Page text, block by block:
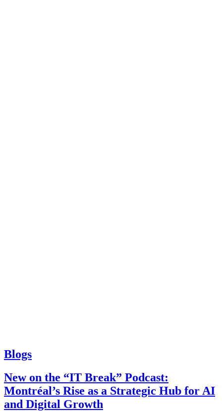
Blogs
New on the “IT Break” Podcast:
Montréal’s Rise as a Strategic Hub for AI
and Digital Growth